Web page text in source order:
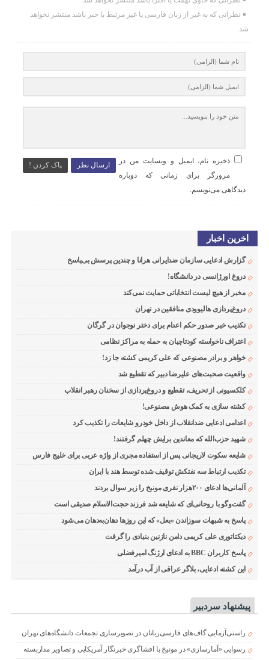
نظراتی که به غیر از زبان فارسی یا غیر مرتبط با خبر باشد منتشر نخواهد
شد.
ارسال نظر پاک کردن !
ذخیره نام، ایمیل و وبسایت من در
مرورگر برای زمانی که دوباره
دیدگاهی می‌نویسم.
اخرین اخبار
گزارش ادعایی سازمان ضدایرانی هرانا و چندین پرسش بی‌پاسخ
دروغ اورژانسی در دانشگاه!
مخبر از هیچ لیست انتخاباتی حمایت نمی‌کند
دروغ‌پردازی هالیوودی منافقین در تهران
تکذیب خبر صدور حکم اعدام برای دختر نوجوان در گرگان
اعتراف ناخواسته کودتاچیان به حمله به مراکز نظامی
خواهر و برادر مصنوعی که علی کریمی کشته جا زد!
واقعیت صحبت‌های علیرضا دبیر که تقطیع شد
کلکسیونی از تحریف، تقطیع و دروغ‌پردازی از سخنان رهبر انقلاب
کشته سازی به کمک هوش مصنوعی!
اعدامی ادعایی ضدانقلاب از داخل خودرو شایعات را تکذیب کرد
شهید حزب‌الله که معاندین برایش چهلم گرفتند!
شایعه سکوت لاریجانی پس از استفاده مجری از واژه عربی برای خلیج فارس
تکذیب ارتباط سه نفتکش توقیف شده توسط هند با ایران
آلمانی‌ها ادعای ۲۰۰هزار نفری مونیخ را زیر سوال بردند
گفت‌وگو با روحانی‌ای که شایعه شد فرزند حجت‌الاسلام صدیقی است
پاسخ به شبهات سوزاندن «بعل» که این روزها دهان‌به‌دهان می‌شود
دیکتاتوری علی کریمی دامن نازنین بنیادی را گرفت
پاسخ کاربران BBC به ادعای ارژنگ امیرفضلی
این کشته ادعایی، بلاگر عراقی از آب درآمد
پیشنهاد سردبیر
راستی‌آزمایی گاف‌های فارسی‌زبانان در تصویرسازی تجمعات دانشگاه‌های تهران
رسوایی «آمارسازی» در مونیخ با افشاگری خبرنگار آمریکایی و تصاویر مداربسته